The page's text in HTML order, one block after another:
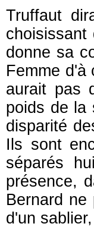
Truffaut
donne sa
Femme d'à
aurait pas
poids de la
disparité
Ils sont
séparés
présence,
Bernard
d'un